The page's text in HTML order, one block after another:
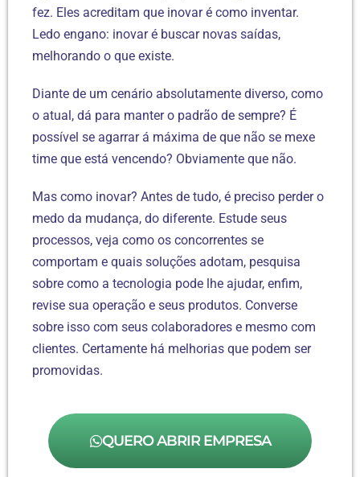
fez. Eles acreditam que inovar é como inventar.
Ledo engano: inovar é buscar novas saídas,
melhorando o que existe.
Diante de um cenário absolutamente diverso, como
o atual, dá para manter o padrão de sempre? É
possível se agarrar á máxima de que não se mexe
time que está vencendo? Obviamente que não.
Mas como inovar? Antes de tudo, é preciso perder o
medo da mudança, do diferente. Estude seus
processos, veja como os concorrentes se
comportam e quais soluções adotam, pesquisa
sobre como a tecnologia pode lhe ajudar, enfim,
revise sua operação e seus produtos. Converse
sobre isso com seus colaboradores e mesmo com
clientes. Certamente há melhorias que podem ser
promovidas.
QUERO ABRIR EMPRESA